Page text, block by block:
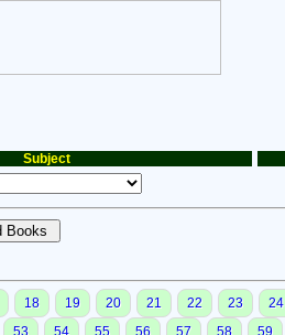
Subject
18 19 20 21 22 23 24
53 54 55 56 57 58 59